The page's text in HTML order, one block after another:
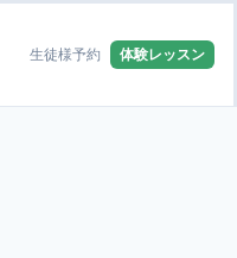
生徒様予約 体験レッスン